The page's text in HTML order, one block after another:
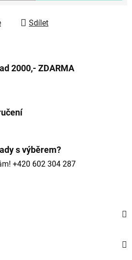
Sdílet
2000,- ZDARMA
s výběrem?
+420 602 304 287